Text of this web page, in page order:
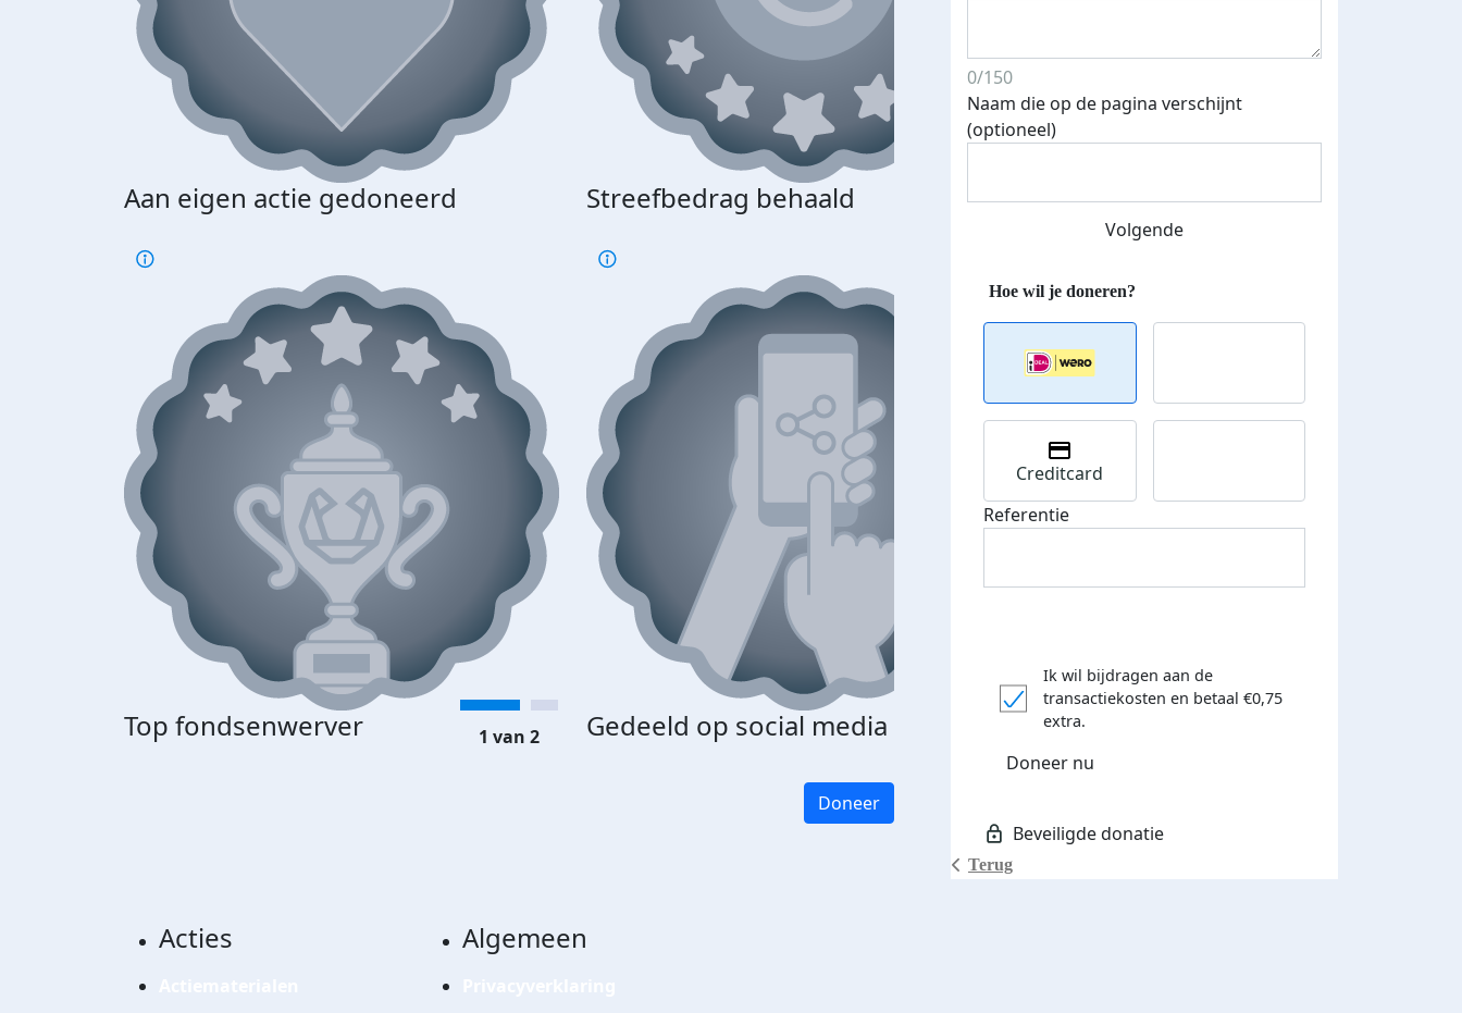
Aan eigen actie gedoneerd Streefbedrag behaald Streefbedrag verhoogd
Top fondsenwerver Gedeeld op social media Donateurs bedankt
1 van 2
Doneer
0/150
Naam die op de pagina verschijnt
(optioneel)
Volgende
Terug
Creditcard
Referentie
Ik wil bijdragen aan de
transactiekosten en betaal €0,75
extra.
Doneer nu
Acties Algemeen